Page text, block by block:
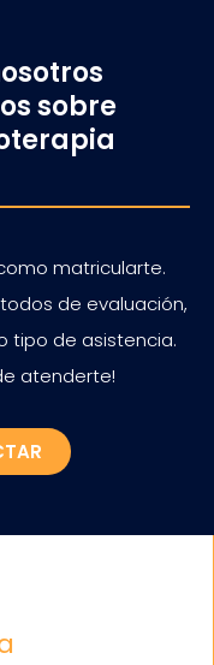
sobre
matricularte.
de evaluación,
tipo de asistencia.
atenderte!